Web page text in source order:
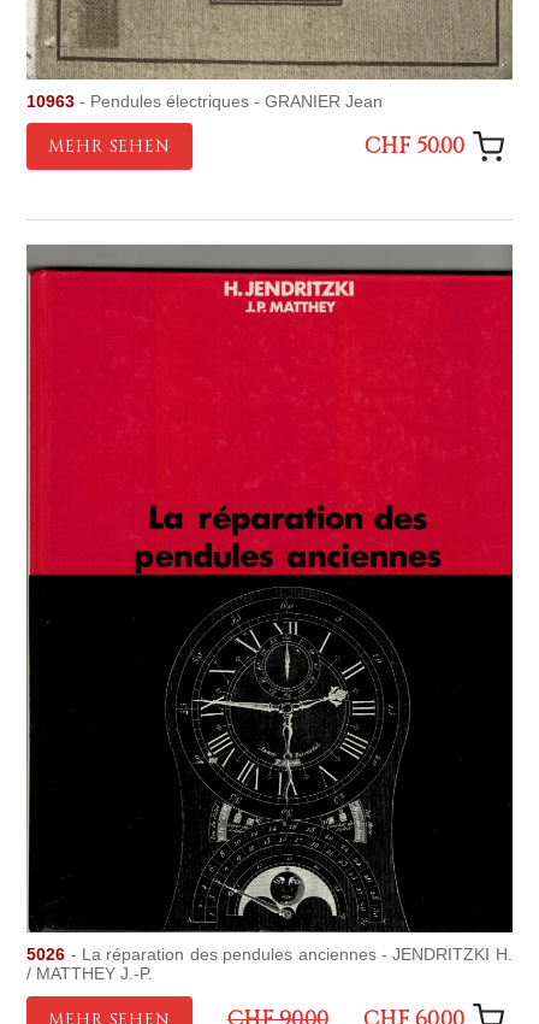
10963 - Pendules électriques - GRANIER Jean
MEHR SEHEN CHF 50.00
5026 - La réparation des pendules anciennes - JENDRITZKI H.
/ MATTHEY J.-P.